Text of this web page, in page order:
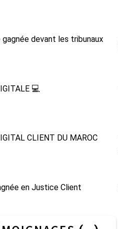
devant les tribunaux
💻
CLIENT DU MAROC
en Justice Client